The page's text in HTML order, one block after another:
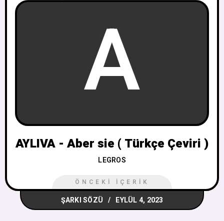
A
AYLIVA - Aber sie ( Türkçe Çeviri )
LEGROS
ÖNCEKI İÇERIK
ŞARKI SÖZÜ EYLÜL 4, 2023